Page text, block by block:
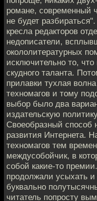
романе, современный
не будет
кресла редакторов
недописатели,
окололитературных
исключительно то,
скудного таланта.
прилавки тухлая
техномагов и тому
выбор было два
издательскую
Своеобразный способ
развития Интернета.
техномагов тем
междусобойчик, в
собой какие-то
продолжали усыхать
буквально
читатель попросту